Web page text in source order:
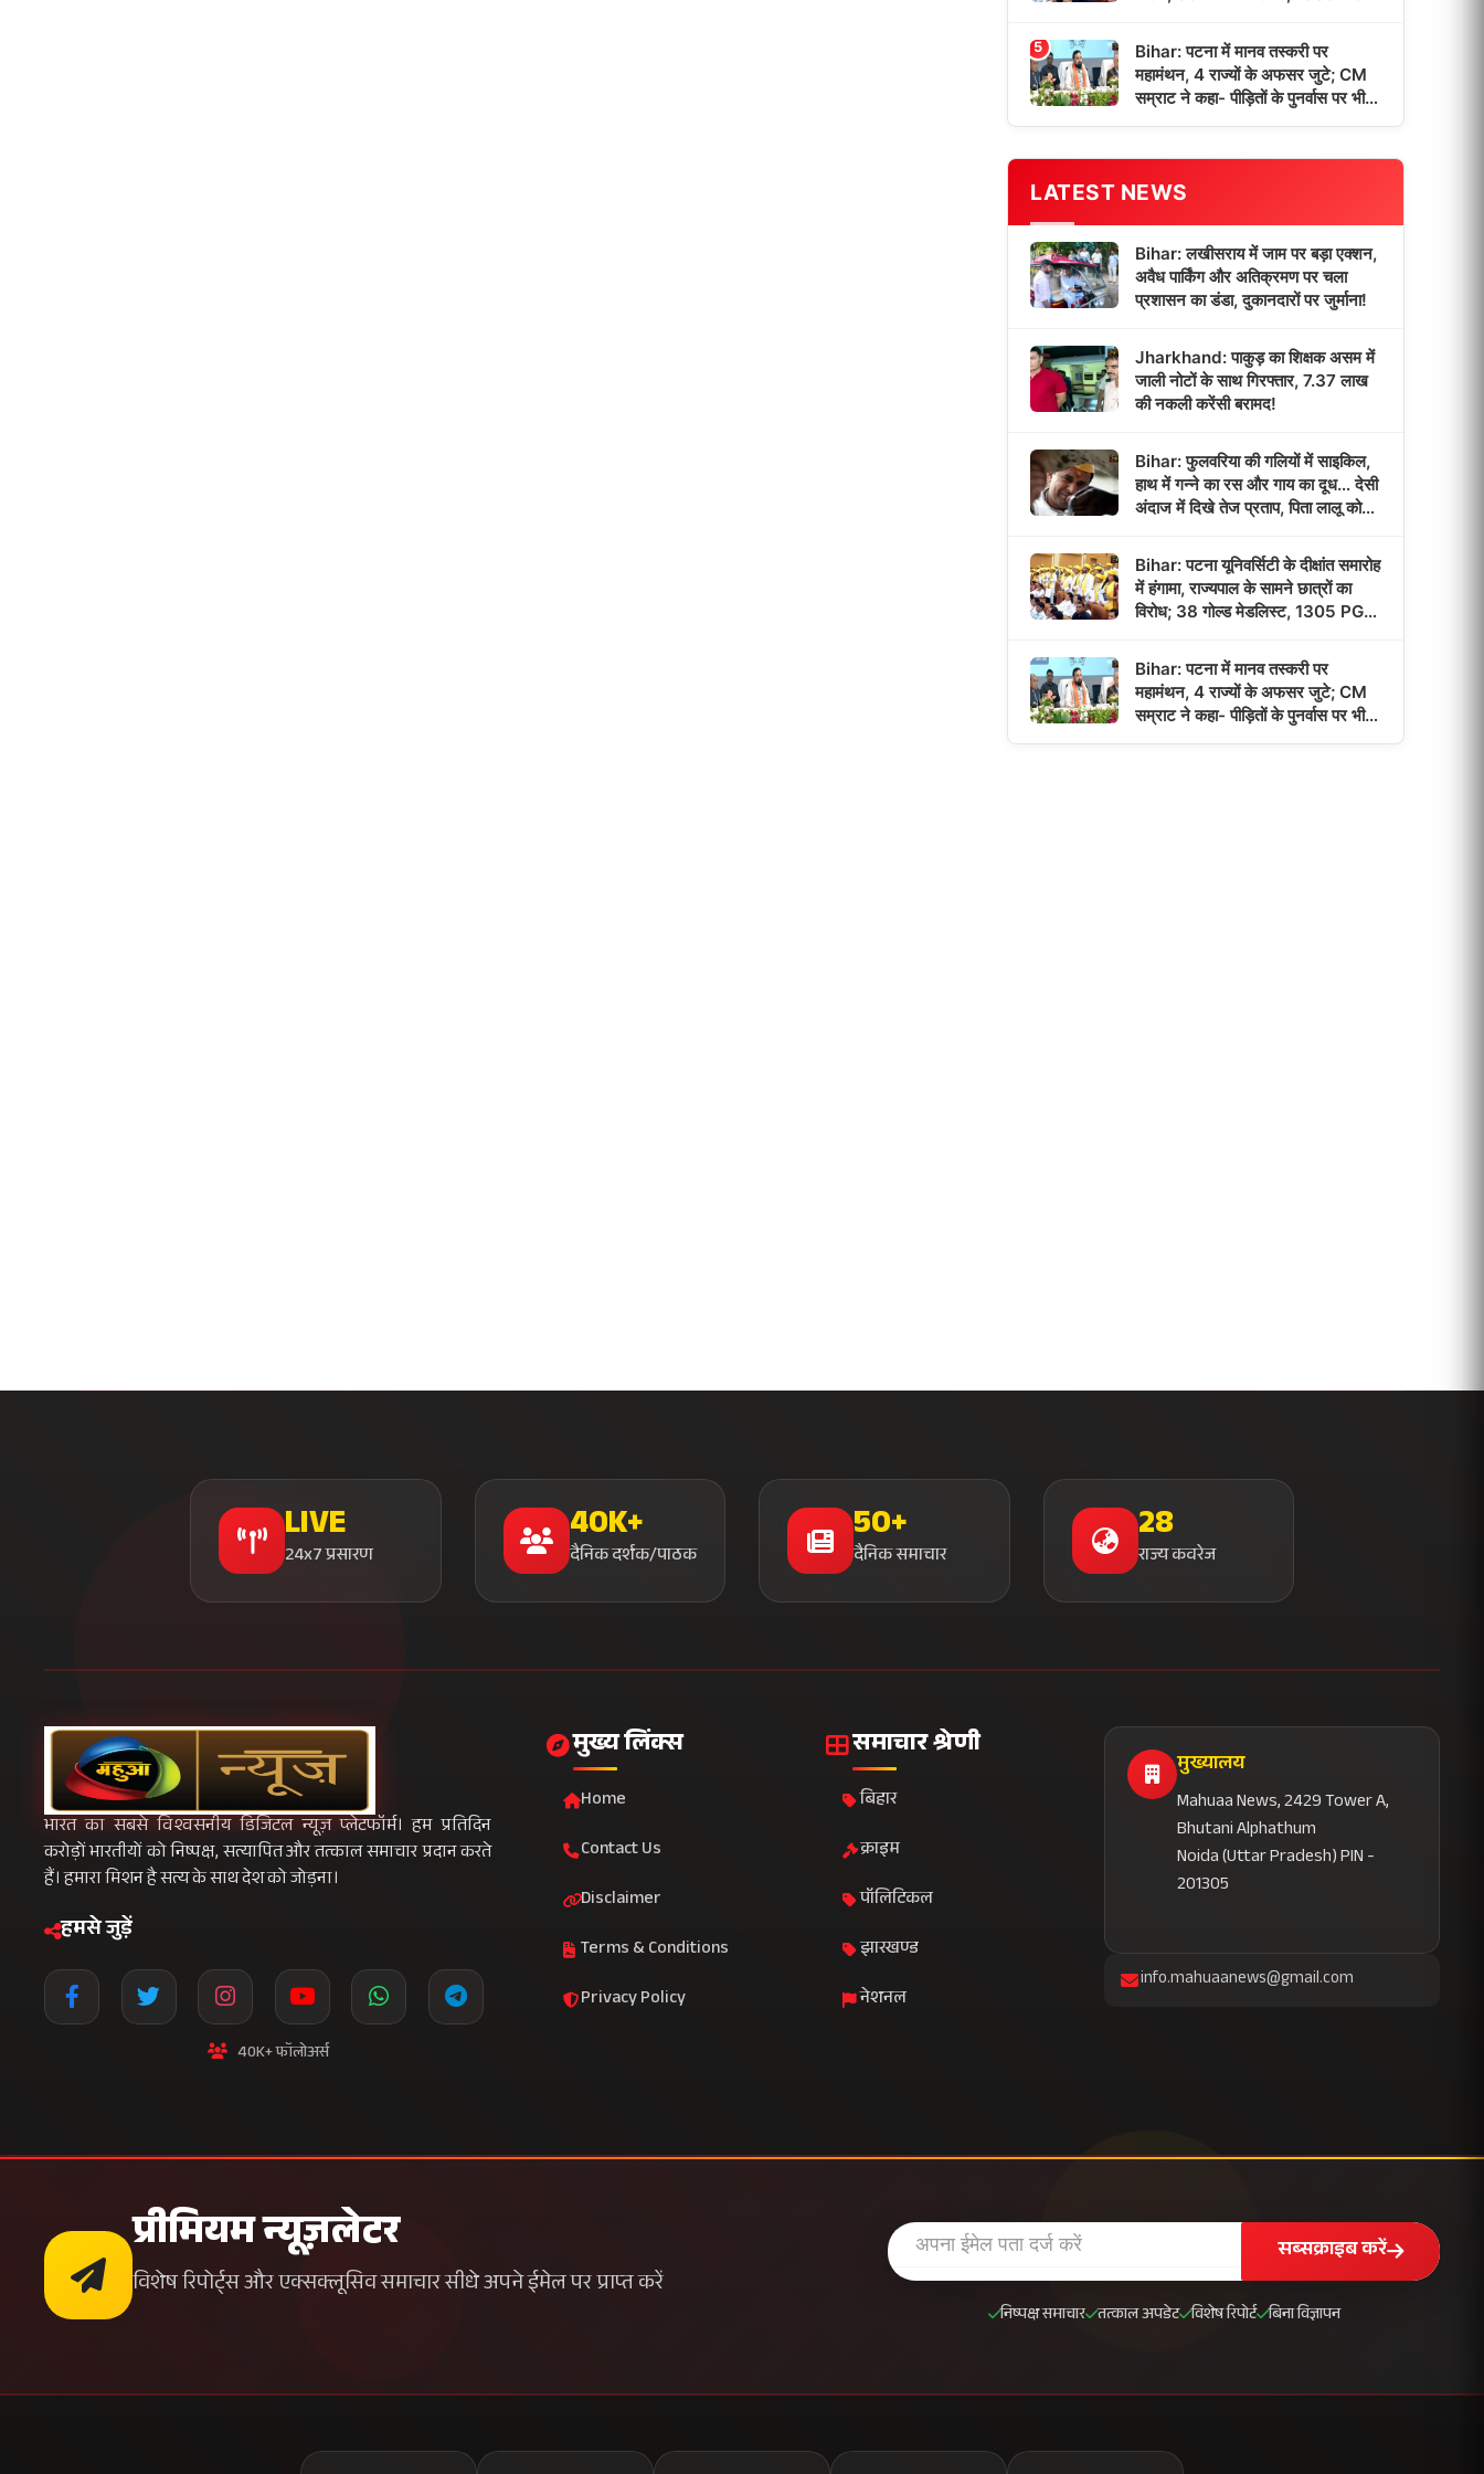
5
Bihar: पटना में मानव तस्करी पर
महामंथन, 4 राज्यों के अफसर जुटे; CM
सम्राट ने कहा- पीड़ितों के पुनर्वास पर भी
होगा फोकस!
LATEST NEWS
Bihar: लखीसराय में जाम पर बड़ा एक्शन,
अवैध पार्किंग और अतिक्रमण पर चला
प्रशासन का डंडा, दुकानदारों पर जुर्माना!
Jharkhand: पाकुड़ का शिक्षक असम में
जाली नोटों के साथ गिरफ्तार, 7.37 लाख
की नकली करेंसी बरामद!
Bihar: फुलवरिया की गलियों में साइकिल,
हाथ में गन्ने का रस और गाय का दूध… देसी
अंदाज में दिखे तेज प्रताप, पिता लालू को
Bihar: पटना यूनिवर्सिटी के दीक्षांत समारोह
में हंगामा, राज्यपाल के सामने छात्रों का
विरोध; 38 गोल्ड मेडलिस्ट, 1305 PG
Bihar: पटना में मानव तस्करी पर
महामंथन, 4 राज्यों के अफसर जुटे; CM
सम्राट ने कहा- पीड़ितों के पुनर्वास पर भी
होगा फोकस!
LIVE
24x7 प्रसारण
40K+
दैनिक दर्शक/पाठक
50+
दैनिक समाचार
28
राज्य कवरेज
भारत का सबसे विश्वसनीय डिजिटल न्यूज़ प्लेटफॉर्म। हम प्रतिदिन
करोड़ों भारतीयों को निष्पक्ष, सत्यापित और तत्काल समाचार प्रदान करते
हैं। हमारा मिशन है सत्य के साथ देश को जोड़ना।
हमसे जुड़ें
40K+ फॉलोअर्स
मुख्य लिंक्स
Home
Contact Us
Disclaimer
Terms & Conditions
Privacy Policy
समाचार श्रेणी
बिहार
क्राइम
पॉलिटिकल
झारखण्ड
नेशनल
मुख्यालय
Mahuaa News, 2429 Tower A,
Bhutani Alphathum
Noida (Uttar Pradesh) PIN -
201305
info.mahuaanews@gmail.com
प्रीमियम न्यूज़लेटर
विशेष रिपोर्ट्स और एक्सक्लूसिव समाचार सीधे अपने ईमेल पर प्राप्त करें
सब्सक्राइब करें
निष्पक्ष समाचार तत्काल अपडेट विशेष रिपोर्ट बिना विज्ञापन